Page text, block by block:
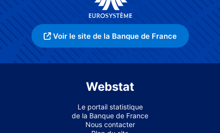
Voir le site de la Banque de France
Webstat
Le portail statistique
de la Banque de France
Nous contacter